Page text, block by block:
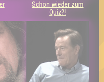
Schon wieder zum
Quiz?!